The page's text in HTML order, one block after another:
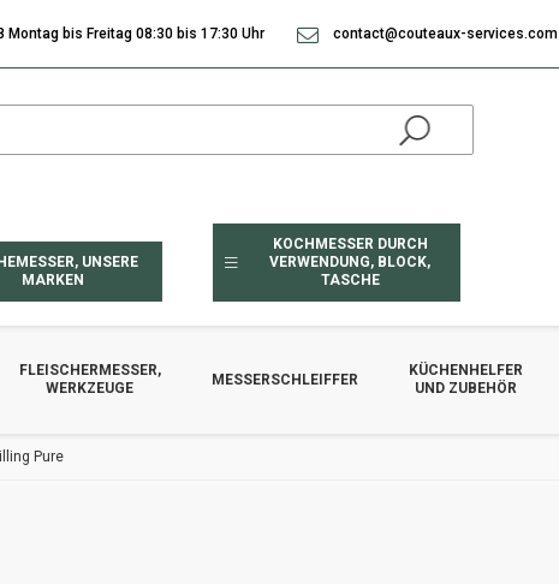
UNSERE
MARKEN
KOCHMESSER DURCH
VERWENDUNG, BLOCK,
TASCHE
FLEISCHERMESSER,
WERKZEUGE
MESSERSCHLEIFFER
KÜCHENHELFER
UND ZUBEHÖR
Pure
Montag bis Freitag 08:30 bis 17:30 Uhr contact@couteaux-services.com